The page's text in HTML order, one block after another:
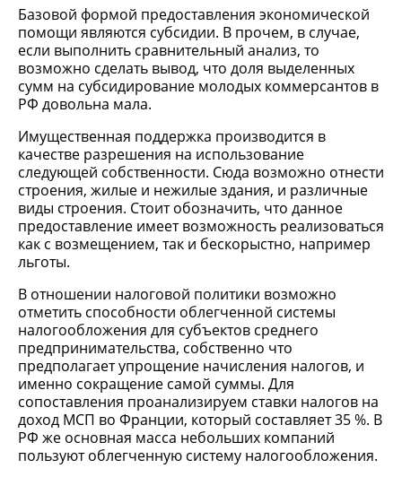
Базовой формой предоставления экономической
помощи являются субсидии. В прочем, в случае,
если выполнить сравнительный анализ, то
возможно сделать вывод, что доля выделенных
сумм на субсидирование молодых коммерсантов в
РФ довольна мала.
Имущественная поддержка производится в
качестве разрешения на использование
следующей собственности. Сюда возможно отнести
строения, жилые и нежилые здания, и различные
виды строения. Стоит обозначить, что данное
предоставление имеет возможность реализоваться
как с возмещением, так и бескорыстно, например
льготы.
В отношении налоговой политики возможно
отметить способности облегченной системы
налогообложения для субъектов среднего
предпринимательства, собственно что
предполагает упрощение начисления налогов, и
именно сокращение самой суммы. Для
сопоставления проанализируем ставки налогов на
доход МСП во Франции, который составляет 35 %. В
РФ же основная масса небольших компаний
пользуют облегченную систему налогообложения.